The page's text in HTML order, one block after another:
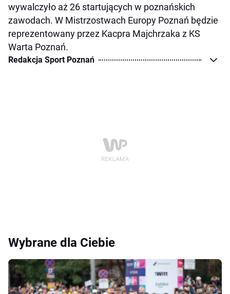
wywalczyło aż 26 startujących w poznańskich
zawodach. W Mistrzostwach Europy Poznań będzie
reprezentowany przez Kacpra Majchrzaka z KS
Warta Poznań.
Redakcja Sport Poznań
Wybrane dla Ciebie